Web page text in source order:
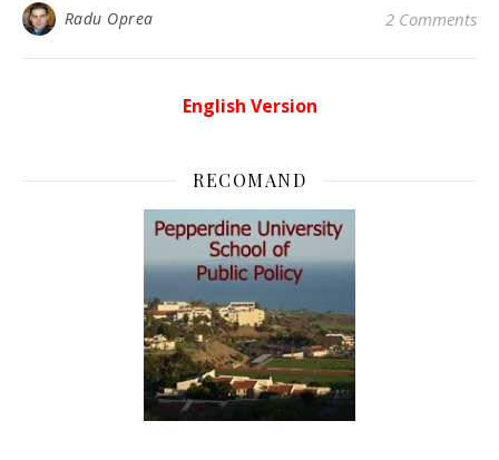
Radu Oprea 2 Comments
English Version
RECOMAND